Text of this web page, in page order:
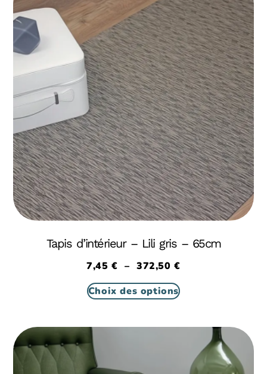
Tapis d’intérieur – Lili gris – 65cm
7,45€ – 372,50€
Choix des options